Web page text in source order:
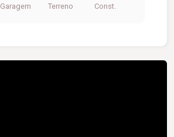
Garagem Terreno Const.